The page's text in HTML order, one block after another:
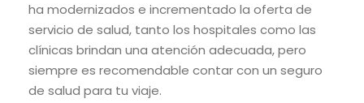
ha modernizados e incrementado la oferta de
servicio de salud, tanto los hospitales como las
clínicas brindan una atención adecuada, pero
siempre es recomendable contar con un seguro
de salud para tu viaje.